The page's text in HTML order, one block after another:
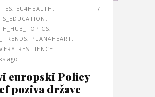
, EU4HEALTH,
,
,
, PLAN4HEART,
ago
europski Policy
poziva države